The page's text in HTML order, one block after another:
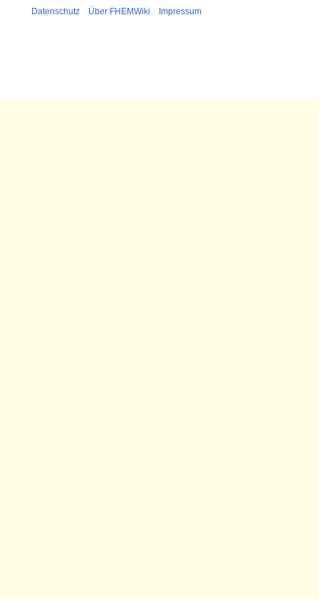
Datenschutz Über FHEMWiki Impressum